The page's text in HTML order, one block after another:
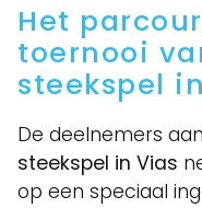
Het
toernooi
steekspel
De deelnemers
steekspel in Vias
op een speciaal